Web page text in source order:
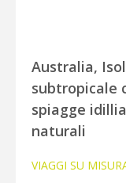
Australia,
subtropicale
spiagge
naturali
VIAGGI SU